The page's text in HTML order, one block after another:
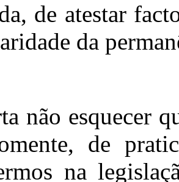
de atestar
da
não esquecer
de
na